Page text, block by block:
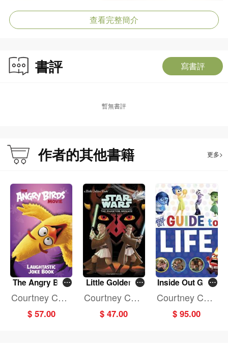
查看完整簡介
書評 寫書評
暫無書評
作者的其他書籍 更多>
The Angry Bird
s Movie: Laught
astic JokeBook
Courtney Carb
one
$ 57.00
Little Golden B
k: Star Wars - T
he Phantom Me
nace
Courtney Carb
one
$ 47.00
Inside Out Guid
e to Life
Courtney Carb
one
$ 95.00